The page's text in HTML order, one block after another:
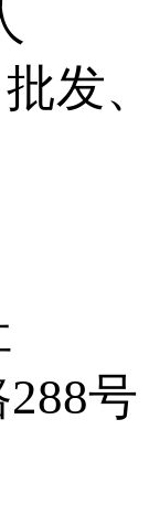
发
号